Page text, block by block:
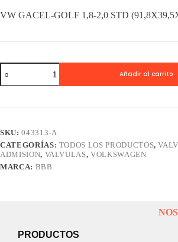
VW GACEL-GOLF 1,8-2,0 STD
Valvulas
de
Admision
1,8-
2,0
STD
(91,8X39,5X7,9
Añadir al carrito
SKU:043313-A
CATEGORÍAS: TODOS LOS PRODUCTOS,
ADMISION, VALVULAS,VOLKSWAGEN
MARCA: BBB
PRODUCTOS